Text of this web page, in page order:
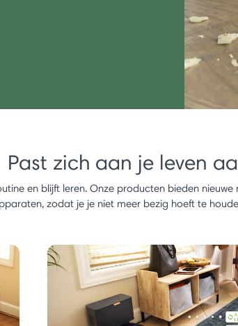
Past zich aan je leven
en blijft leren. Onze producten bieden
zodat je je niet meer bezig hoeft te